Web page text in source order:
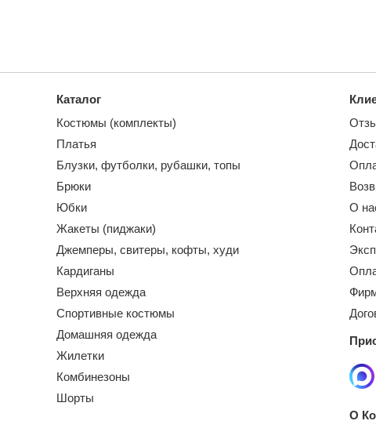
Каталог
Костюмы (комплекты)
Платья
Блузки, футболки, рубашки, топы
Брюки
Юбки
Жакеты (пиджаки)
Джемперы, свитеры, кофты, худи
Кардиганы
Верхняя одежда
Спортивные костюмы
Домашняя одежда
Жилетки
Комбинезоны
Шорты
О
О